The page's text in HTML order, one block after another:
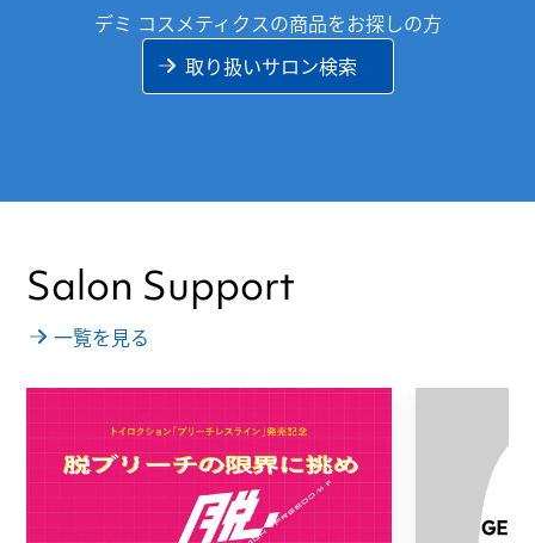
デミ コスメティクスの商品をお探しの方
取り扱いサロン検索
Salon Support
一覧を見る